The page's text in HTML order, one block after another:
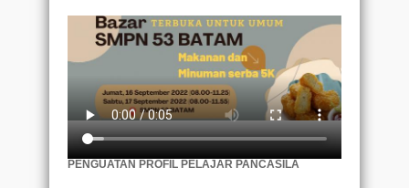
kebetulan, itu harus dicari dengan semangat
ketekunan.
(Abigail Adams)
Akar pendidikan itu akan terasa pahit,
namun buahnya akan terasa manis.
(Aristotle)
Pendidikan adalah tiket ke masa depan, hari
esok dimiliki oleh orang-orang yang
mempersiapkan dirinyasejak hari ini.
PENGUATAN PROFIL PELAJAR PANCASILA